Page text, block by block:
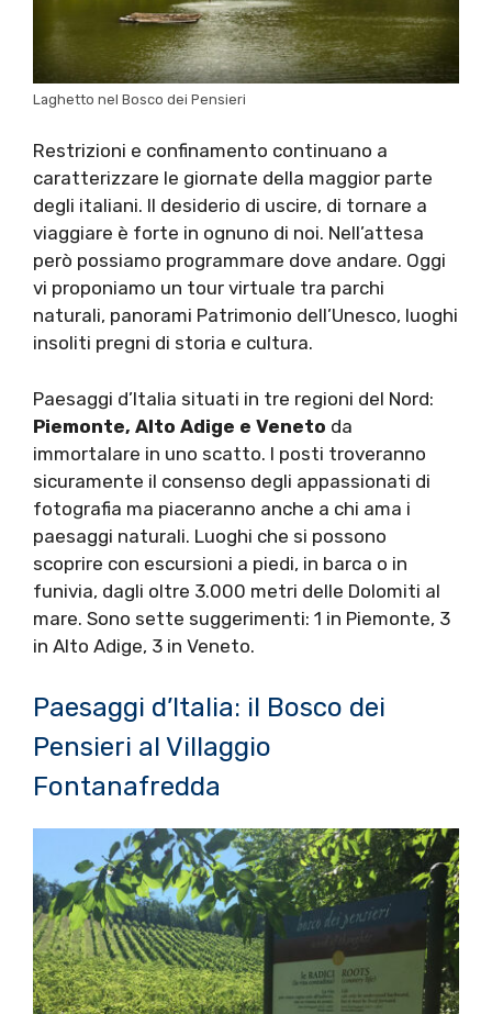
Laghetto nel Bosco dei Pensieri
Restrizioni e confinamento continuano a
caratterizzare le giornate della maggior parte
degli italiani. Il desiderio di uscire, di tornare a
viaggiare è forte in ognuno di noi. Nell’attesa
però possiamo programmare dove andare. Oggi
vi proponiamo un tour virtuale tra parchi
naturali, panorami Patrimonio dell’Unesco, luoghi
insoliti pregni di storia e cultura.
Paesaggi d’Italia situati in tre regioni del Nord:
Piemonte, Alto Adige e Veneto da
immortalare in uno scatto. I posti troveranno
sicuramente il consenso degli appassionati di
fotografia ma piaceranno anche a chi ama i
paesaggi naturali. Luoghi che si possono
scoprire con escursioni a piedi, in barca o in
funivia, dagli oltre 3.000 metri delle Dolomiti al
mare. Sono sette suggerimenti: 1 in Piemonte, 3
in Alto Adige, 3 in Veneto.
Paesaggi d’Italia: il Bosco dei
Pensieri al Villaggio
Fontanafredda